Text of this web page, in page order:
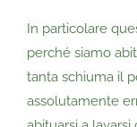
In particolare
perché siamo
tanta schiuma il
assolutamente